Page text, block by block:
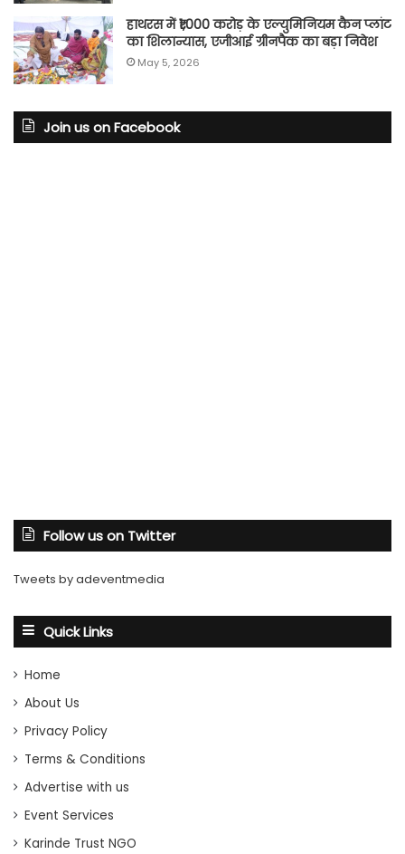
हाथरस में ₹1,000 करोड़ के एल्युमिनियम कैन प्लांट
का शिलान्यास, एजीआई ग्रीनपैक का बड़ा निवेश
May 5, 2026
Join us on Facebook
Follow us on Twitter
Tweets by adeventmedia
Quick Links
Home
About Us
Privacy Policy
Terms & Conditions
Advertise with us
Event Services
Karinde Trust NGO